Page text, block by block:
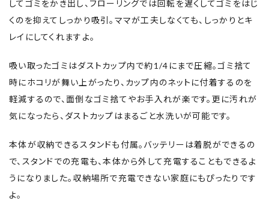
してゴミをかき出し、フローリングでは回転を遅くしてゴミをはじ
くのを抑えてしっかり吸引。ママが工夫しなくても、しっかりとキ
レイにしてくれますよ。
吸い取ったゴミはダストカップ内で約1/4にまで圧縮。ゴミ捨て
時にホコリが舞い上がったり、カップ内のネットに付着するのを
軽減するので、面倒なゴミ捨てやお手入れが楽です。更に汚れが
気になったら、ダストカップはまるごと水洗いが可能です。
本体が収納できるスタンドも付属。バッテリーは着脱ができるの
で、スタンドでの充電も、本体から外して充電することもできるよ
うになりました。収納場所で充電できない家庭にもぴったりです
よ。